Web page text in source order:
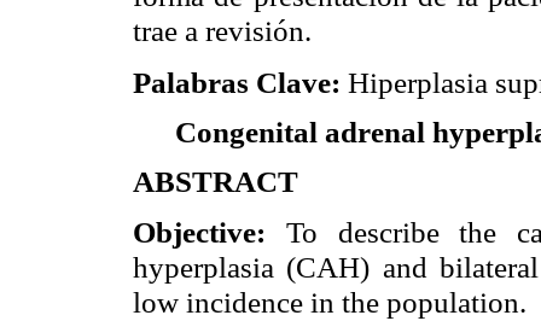
trae a revisión.
Palabras Clave: Hiperplasia
Congenital adrenal
ABSTRACT
Objective: To describe the
hyperplasia (CAH) and
low incidence in the population.